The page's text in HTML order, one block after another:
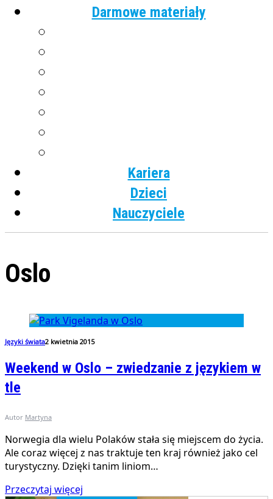
Darmowe materiały
Kariera
Dzieci
Nauczyciele
Oslo
Języki świata2 kwietnia 2015
Weekend w Oslo – zwiedzanie z językiem w
tle
Autor Martyna
Norwegia dla wielu Polaków stała się miejscem do życia.
Ale coraz więcej z nas traktuje ten kraj również jako cel
turystyczny. Dzięki tanim liniom…
Przeczytaj więcej